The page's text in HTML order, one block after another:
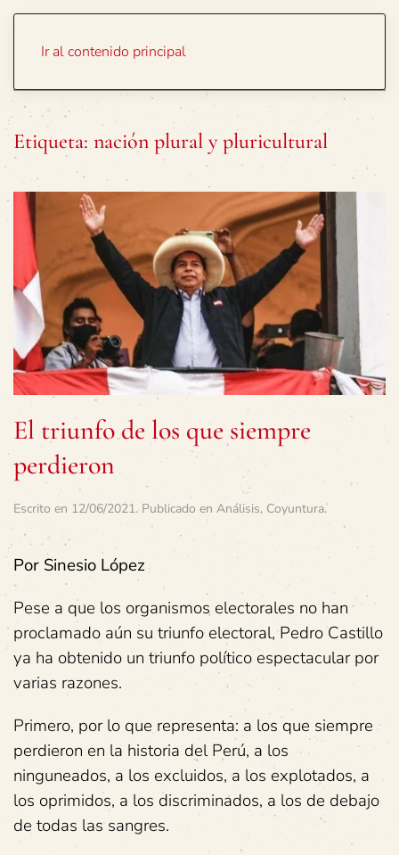
Ir al contenido principal
Etiqueta: nación plural y pluricultural
El triunfo de los que siempre
perdieron
Escrito en 12/06/2021. Publicado en Análisis, Coyuntura.
Por Sinesio López
Pese a que los organismos electorales no han
proclamado aún su triunfo electoral, Pedro Castillo
ya ha obtenido un triunfo político espectacular por
varias razones.
Primero, por lo que representa: a los que siempre
perdieron en la historia del Perú, a los
ninguneados, a los excluidos, a los explotados, a
los oprimidos, a los discriminados, a los de debajo
de todas las sangres.